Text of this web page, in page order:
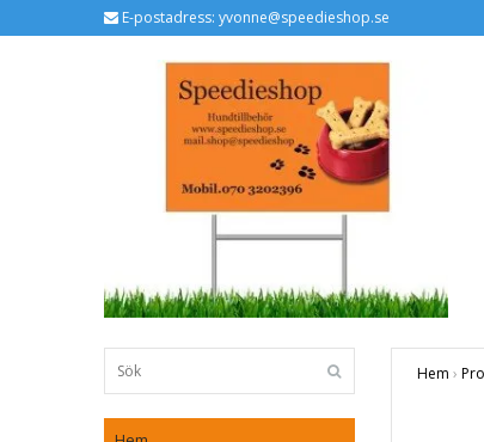
E-postadress: yvonne@speedieshop.se
Hem ›